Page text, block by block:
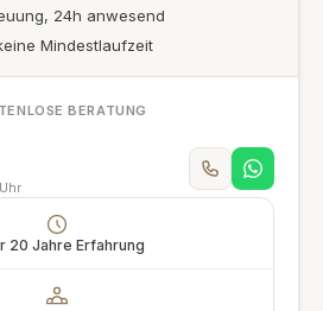
24h anwesend
Mindestlaufzeit
BERATUNG
20 Jahre Erfahrung